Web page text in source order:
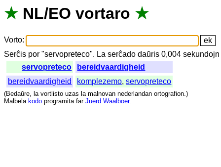
★ NL/EO vortaro ★
Vorto:
Serĉis por "servopreteco". La serĉado daŭris 0,004sekundojn
servopreteco
bereidvaardigheid
bereidvaardigheid
komplezemo,servopreteco
(Bedaŭre, la vortlisto uzas la malnovan nederlandan ortografion.)
Malbela kodo programita far Juerd Waalboer.